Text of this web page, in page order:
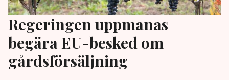
Regeringen uppmanas
begära EU-besked om
gårdsförsäljning